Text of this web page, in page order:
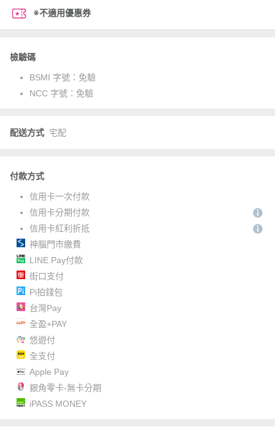
※不適用優惠券
檢驗碼
BSMI 字號： 免驗
NCC 字號： 免驗
配送方式 宅配
付款方式
信用卡一次付款
信用卡分期付款
信用卡紅利折抵
神腦門市繳費
LINE Pay付款
街口支付
Pi拍錢包
台灣Pay
全盈+PAY
悠遊付
全支付
Apple Pay
銀角零卡-無卡分期
iPASS MONEY